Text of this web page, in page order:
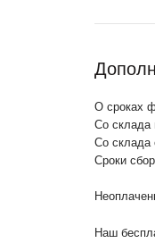
О сроках
Со склада
Со склада
Сроки
Наш